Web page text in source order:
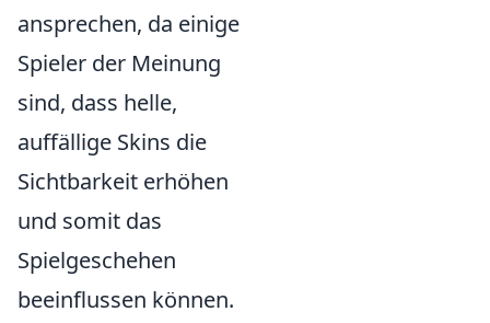
ansprechen, da einige
Spieler der Meinung
sind, dass helle,
auffällige Skins die
Sichtbarkeit erhöhen
und somit das
Spielgeschehen
beeinflussen können.